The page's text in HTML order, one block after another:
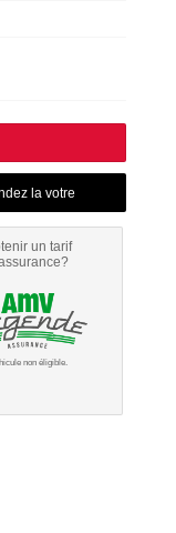
un tarif
non éligible.